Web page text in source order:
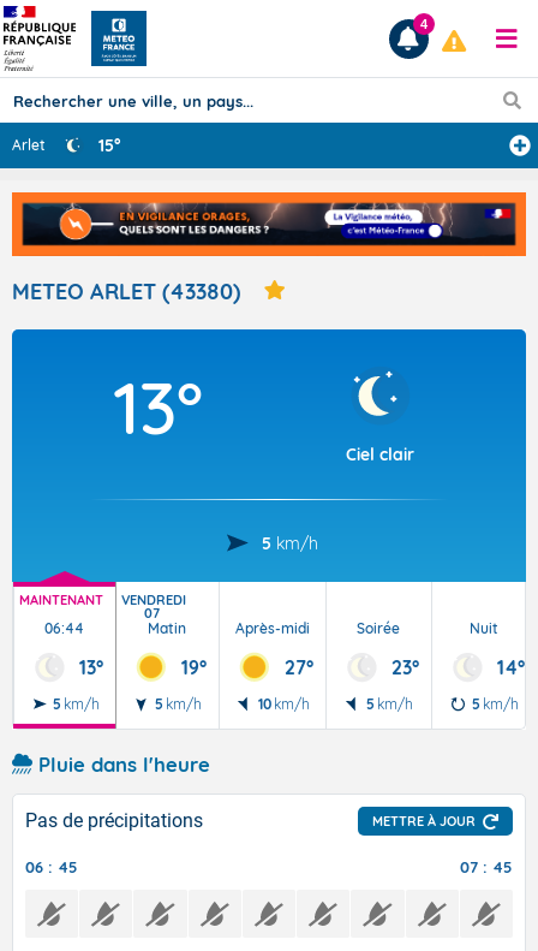
Prévisions
TOUS LES RÉSULTATS
Articles
4
Arlet 15°
METEO ARLET (43380)
13°
Ciel clair
5 km/h
MAINTENANT
06:44
13°
5 km/h
VENDREDI
07
Matin
19°
5 km/h
Après-midi
27°
10 km/h
Soirée
23°
5 km/h
Nuit
14°
5 km/h
Pluie dans l'heure
Pas de précipitations METTRE À JOUR
06 : 45 07 : 45